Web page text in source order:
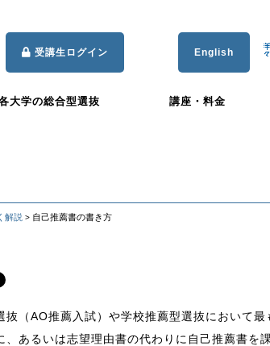
受講生ログイン English
大学の総合型選抜 講座・料金
解説 > 自己推薦書の書き方
抜（AO推薦入試）や学校推薦型選抜において最
、あるいは志望理由書の代わりに自己推薦書を